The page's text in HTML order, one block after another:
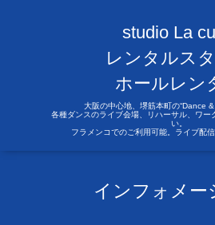
studio La
レンタルス
ホールレン
大阪の中心地、堺筋本町の“Dance
各種ダンスのライブ会場、リハーサル、ワー
い。
フラメンコでのご利用可能。ライブ配
インフォメー